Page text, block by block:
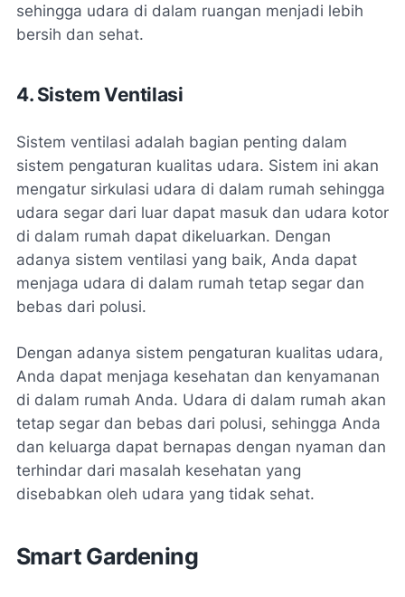
sehingga udara di dalam ruangan menjadi lebih
bersih dan sehat.
4. Sistem Ventilasi
Sistem ventilasi adalah bagian penting dalam
sistem pengaturan kualitas udara. Sistem ini akan
mengatur sirkulasi udara di dalam rumah sehingga
udara segar dari luar dapat masuk dan udara kotor
di dalam rumah dapat dikeluarkan. Dengan
adanya sistem ventilasi yang baik, Anda dapat
menjaga udara di dalam rumah tetap segar dan
bebas dari polusi.
Dengan adanya sistem pengaturan kualitas udara,
Anda dapat menjaga kesehatan dan kenyamanan
di dalam rumah Anda. Udara di dalam rumah akan
tetap segar dan bebas dari polusi, sehingga Anda
dan keluarga dapat bernapas dengan nyaman dan
terhindar dari masalah kesehatan yang
disebabkan oleh udara yang tidak sehat.
Smart Gardening